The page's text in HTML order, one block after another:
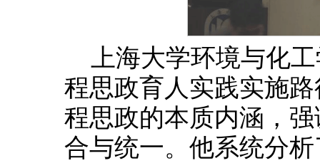
上海大学环境与化
程思政育人实践实施
程思政的本质内涵，
合与统一。他系统分